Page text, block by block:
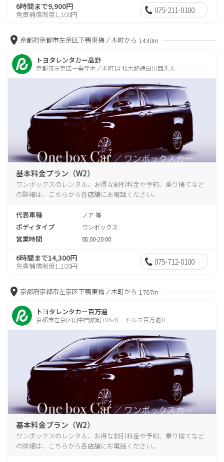
6時間まで9,900円
免責補償制度1,100円 075-211-0100
京都府京都市左京区下鴨東梅ノ木町から 1430m
トヨタレンタカー高野
京都市左京区一乗寺木ノ本町14 北大路通白川西入ル
基本料金プラン（W2）
ワンボックスのレンタル、お得な割引料金や予約、乗り捨てなど
の詳細は、こちらから各店舗にお電話ください。
代表車種 ノア 等
ボディタイプ ワンボックス
営業時間 08:00-20:00
6時間まで14,300円
免責補償制度1,100円 075-712-0100
京都府京都市左京区下鴨東梅ノ木町から 1767m
トヨタレンタカー百万遍
京都市左京区田中門前町103-31 ドルス百万遍1F
基本料金プラン（W2）
ワンボックスのレンタル、お得な割引料金や予約、乗り捨てなど
の詳細は、こちらから各店舗にお電話ください。